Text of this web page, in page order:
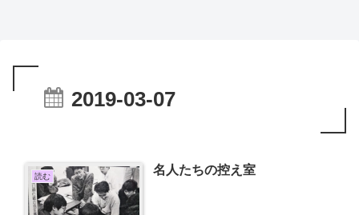
2019-03-07
読む 名人たちの控え室